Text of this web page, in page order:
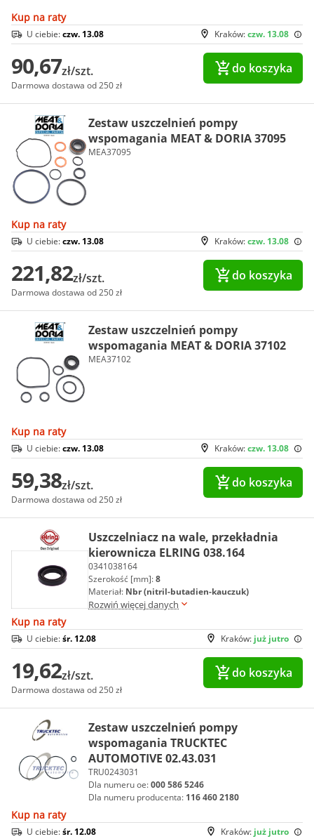
Kup na raty
Kraków:czw. 13.08
U ciebie:czw. 13.08
90,67zł/szt.
Darmowa dostawa od 250 zł
do koszyka
Zestaw uszczelnień pompy
wspomagania MEAT & DORIA 37095
MEA37095
Kup na raty
Kraków:czw. 13.08
U ciebie:czw. 13.08
221,82zł/szt.
Darmowa dostawa od 250 zł
do koszyka
Zestaw uszczelnień pompy
wspomagania MEAT & DORIA 37102
MEA37102
Kup na raty
Kraków:czw. 13.08
U ciebie:czw. 13.08
59,38zł/szt.
Darmowa dostawa od 250 zł
do koszyka
Uszczelniacz na wale, przekładnia
kierownicza ELRING 038.164
0341038164
Szerokość [mm]:8
Materiał: Nbr (nitril-butadien-kauczuk)
Rozwiń więcej danych
Kup na raty
Kraków: już jutro
U ciebie:śr. 12.08
19,62zł/szt.
Darmowa dostawa od 250 zł
do koszyka
Zestaw uszczelnień pompy
wspomagania TRUCKTEC
AUTOMOTIVE 02.43.031
TRU0243031
Dla numeru oe:000 586 5246
Dla numeru producenta: 116 460 2180
Kup na raty
Kraków: już jutro
U ciebie:śr. 12.08